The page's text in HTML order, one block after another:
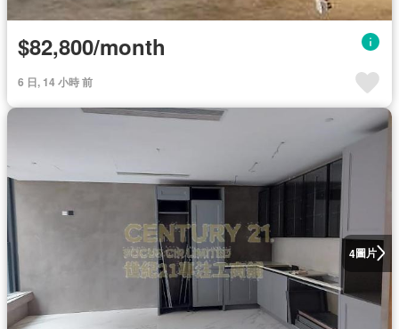
$82,800/month
6 日, 14 小時 前
4圖片